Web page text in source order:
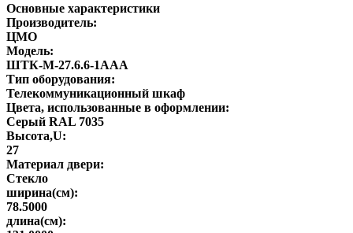
Основные характеристики
Производитель:
ЦМО
Модель:
ШТК-M-27.6.6-1AAA
Тип оборудования:
Телекоммуникационный шкаф
Цвета, использованные в оформлении:
Серый RAL 7035
Высота,U:
27
Материал двери:
Стекло
ширина(см):
78.5000
длина(см):